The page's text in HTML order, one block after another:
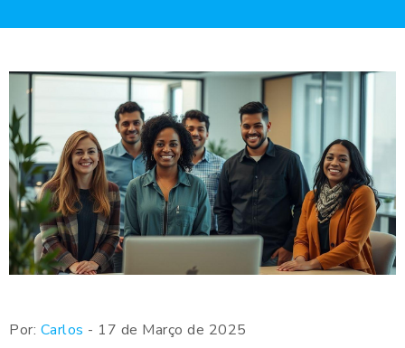
Por: Carlos - 17 de Março de 2025